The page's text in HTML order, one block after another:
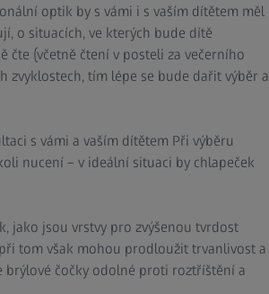
optik by s vámi i s vaším dítětem měl
o situacích, ve kterých bude dítě
čte (včetně čtení v posteli za večerního
zvyklostech, tím lépe se bude dařit výběr a
s vámi a vaším dítětem Při výběru
nucení – v ideální situaci by chlapeček
jako jsou vrstvy pro zvýšenou tvrdost
tom však mohou prodloužit trvanlivost a
čočky odolné proti roztříštění a